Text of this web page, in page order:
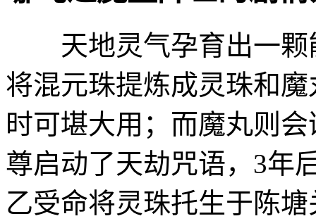
天地灵气孕育出一颗
将混元珠提炼成灵珠和
时可堪大用；而魔丸则
尊启动了天劫咒语，3年
乙受命将灵珠托生于陈